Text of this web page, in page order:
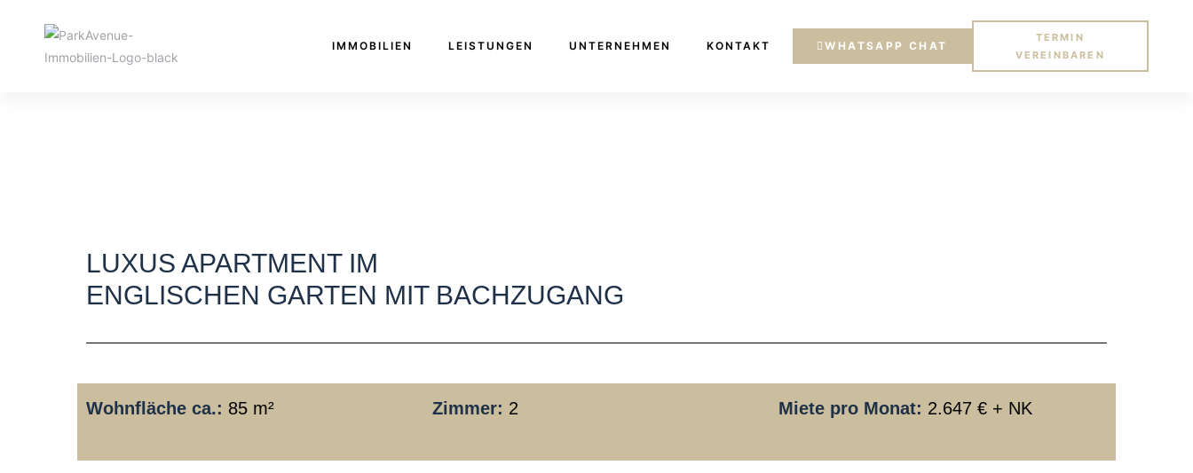
IMMOBILIEN LEISTUNGEN UNTERNEHMEN KONTAKT WHATSAPP CHAT
TERMIN
VEREINBAREN
LUXUS APARTMENT IM
ENGLISCHEN GARTEN MIT BACHZUGANG
Wohnfläche ca.: 85 m² Zimmer: 2 Miete pro Monat: 2.647 € + NK